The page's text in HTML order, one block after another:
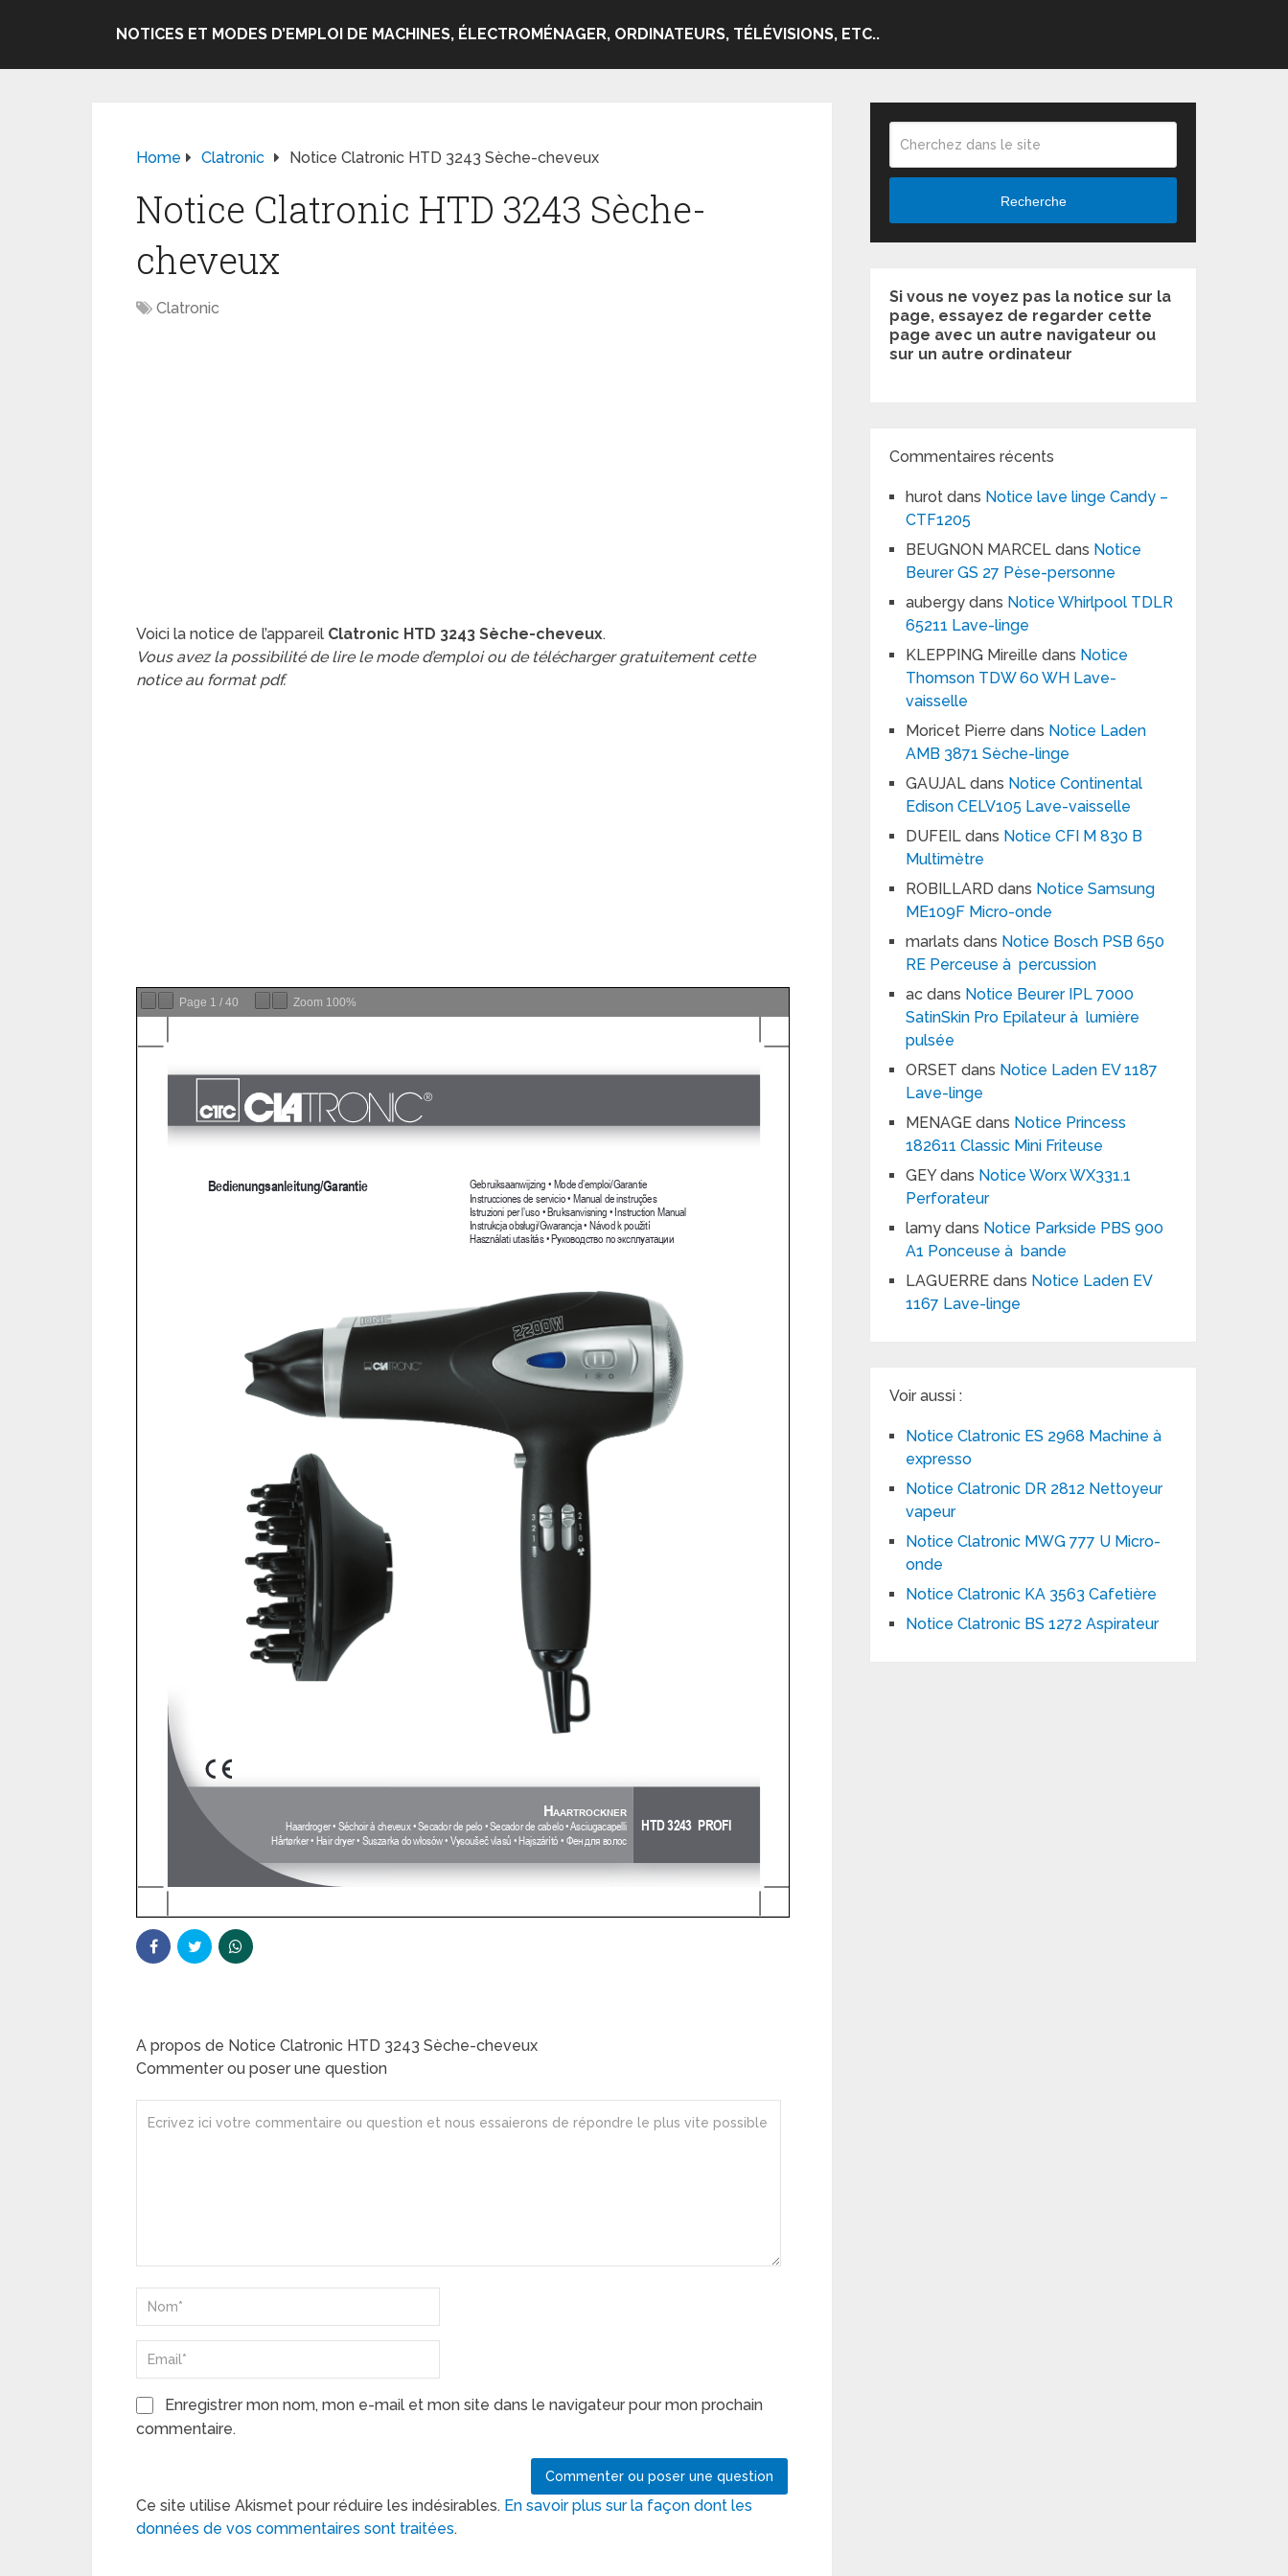
NOTICES ET MODES D’EMPLOI DE MACHINES, ÉLECTROMÉNAGER, ORDINATEURS, TÉLÉVISIONS, ETC..
Home Clatronic Notice Clatronic HTD 3243 Sèche-cheveux
Notice Clatronic HTD 3243 Sèche-
cheveux
Clatronic
Voici la notice de l’appareil Clatronic HTD 3243 Sèche-cheveux.
Vous avez la possibilité de lire le mode d’emploi ou de télécharger gratuitement cette
notice au format pdf.
Page 1 / 40 Zoom 100%
A propos de Notice Clatronic HTD 3243 Sèche-cheveux
Commenter ou poser une question
Enregistrer mon nom, mon e-mail et mon site dans le navigateur pour mon prochain
commentaire.
Ce site utilise Akismet pour réduire les indésirables. En savoir plus sur la façon dont les
données de vos commentaires sont traitées.
Recherche
Si vous ne voyez pas la notice sur la
page, essayez de regarder cette
page avec un autre navigateur ou
sur un autre ordinateur
Commentaires récents
hurot dans Notice lave linge Candy –
CTF1205
BEUGNON MARCEL dans Notice
Beurer GS 27 Pèse-personne
aubergy dans Notice Whirlpool TDLR
65211 Lave-linge
KLEPPING Mireille dans Notice
Thomson TDW 60 WH Lave-
vaisselle
Moricet Pierre dans Notice Laden
AMB 3871 Sèche-linge
GAUJAL dans Notice Continental
Edison CELV105 Lave-vaisselle
DUFEIL dans Notice CFI M 830 B
Multimètre
ROBILLARD dans Notice Samsung
ME109F Micro-onde
marlats dans Notice Bosch PSB 650
RE Perceuse à percussion
ac dans Notice Beurer IPL 7000
SatinSkin Pro Epilateur à lumière
pulsée
ORSET dans Notice Laden EV 1187
Lave-linge
MENAGE dans Notice Princess
182611 Classic Mini Friteuse
GEYdans Notice Worx WX331.1
Perforateur
lamy dans Notice Parkside PBS 900
A1 Ponceuse à bande
LAGUERRE dans Notice Laden EV
1167 Lave-linge
Voir aussi :
Notice Clatronic ES 2968 Machine à
expresso
Notice Clatronic DR 2812 Nettoyeur
vapeur
Notice Clatronic MWG 777 U Micro-
onde
Notice Clatronic KA 3563 Cafetière
Notice Clatronic BS 1272 Aspirateur